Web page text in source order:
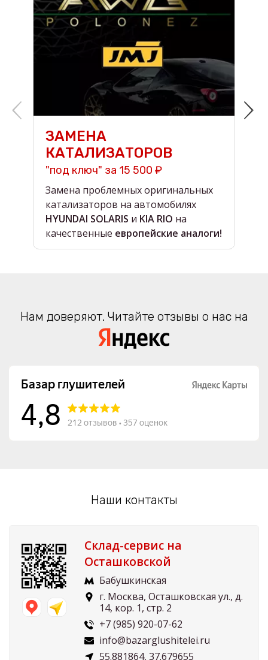
ЗАМЕНА
КАТАЛИЗАТОРОВ
"под ключ" за 15 500 ₽
Замена проблемных оригинальных
катализаторов на автомобилях
HYUNDAI SOLARIS и KIA RIO на
качественные европейские аналоги!
Нам доверяют. Читайте отзывы о нас на
Наши контакты
Склад-сервис на
Осташковской
Бабушкинская
г. Москва, Осташковская ул., д.
14, кор. 1, стр. 2
+7 (985) 920-07-62
info@bazarglushitelei.ru
55.881864, 37.679655